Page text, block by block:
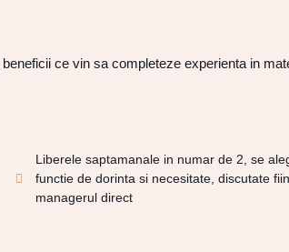
ce vin sa completeze experienta in
Liberele saptamanale in numar de 2, se
functie de dorinta si necesitate, discutate
managerul direct